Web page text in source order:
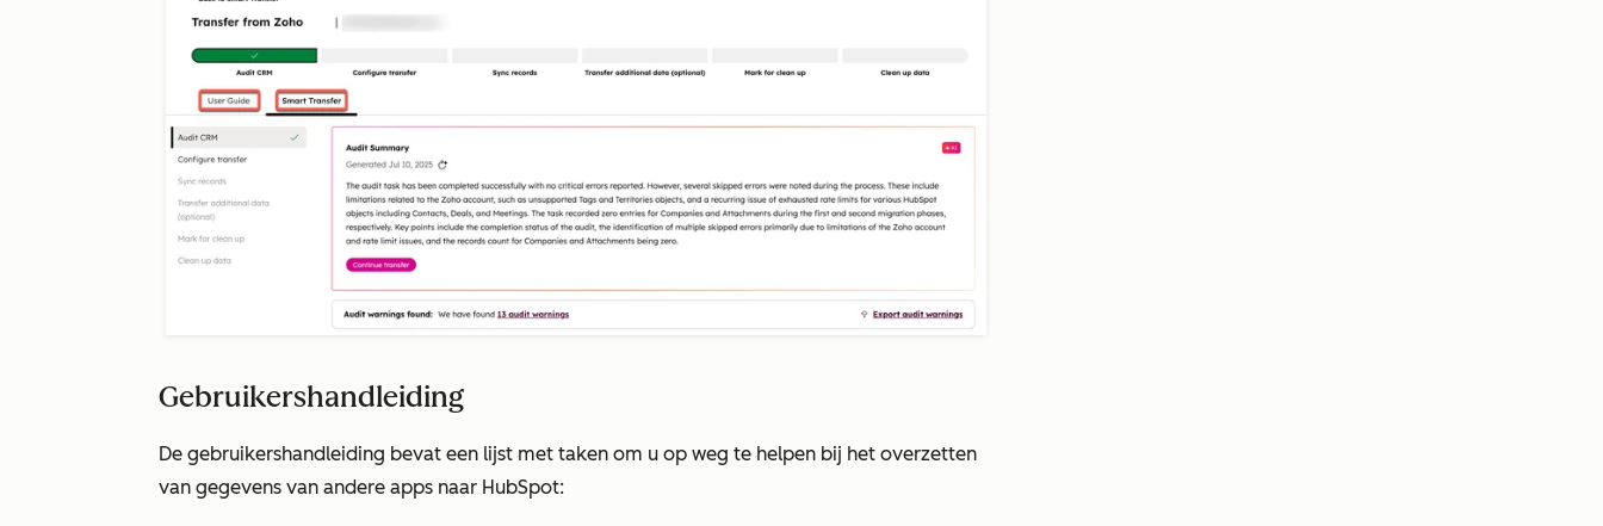
Gebruikershandleiding
De gebruikershandleiding bevat een lijst met taken om u op weg te helpen bij het overzetten
van gegevens van andere apps naar HubSpot: